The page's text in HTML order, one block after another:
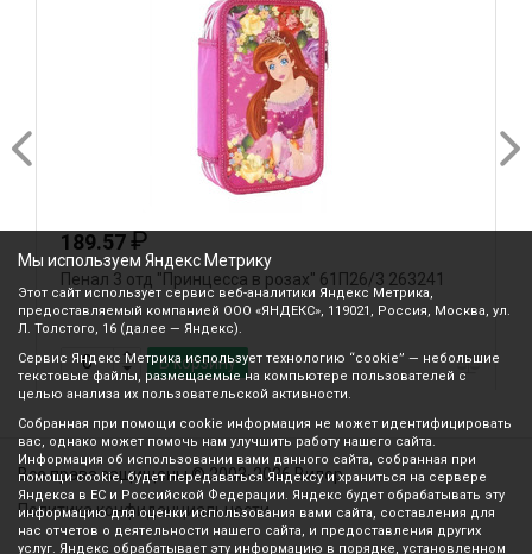
189.57₽
Пенал 3 отд "Принцесса в розах" 61П26/3 263241
В корзину
Все права защищены © 2003-2026 Вилор
Политика конфиденциальности
Мы используем Яндекс Метрику
Этот сайт использует сервис веб-аналитики Яндекс Метрика,
предоставляемый компанией ООО «ЯНДЕКС», 119021, Россия, Москва, ул.
Л. Толстого, 16 (далее — Яндекс).
Сервис Яндекс Метрика использует технологию “cookie” — небольшие
текстовые файлы, размещаемые на компьютере пользователей с
целью анализа их пользовательской активности.
Собранная при помощи cookie информация не может идентифицировать
вас, однако может помочь нам улучшить работу нашего сайта.
Информация об использовании вами данного сайта, собранная при
помощи cookie, будет передаваться Яндексу и храниться на сервере
Яндекса в ЕС и Российской Федерации. Яндекс будет обрабатывать эту
информацию для оценки использования вами сайта, составления для
нас отчетов о деятельности нашего сайта, и предоставления других
услуг. Яндекс обрабатывает эту информацию в порядке, установленном